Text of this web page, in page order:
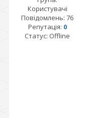
Користувачі
Повідомлень: 76
Репутація: 0
Статус: Offline